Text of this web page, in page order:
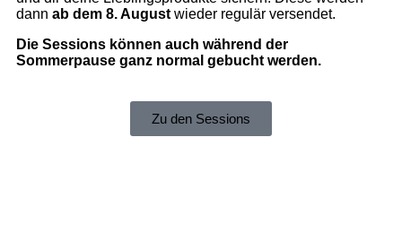
dann ab dem 8. August wieder regulär versendet.
Die Sessions können auch während der
Sommerpause ganz normal gebucht werden.
Zu den Sessions